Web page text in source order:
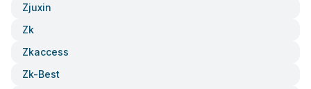
Zjuxin
Zk
Zkaccess
Zk-Best